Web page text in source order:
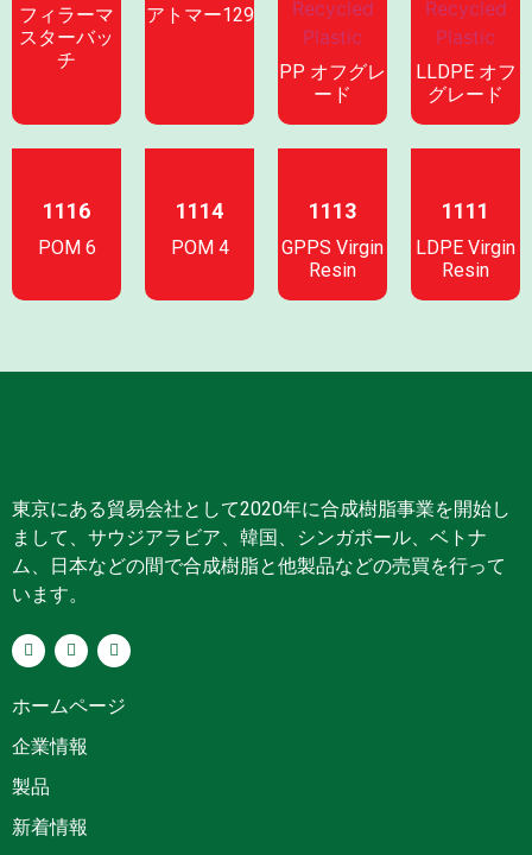
フィラーマ
スターバッ
チ
アトマー129
PP オフグレ
ード
LLDPE オフ
グレード
1116
POM 6
1114
POM 4
1113
GPPS Virgin
Resin
1111
LDPE Virgin
Resin
東京にある貿易会社として2020年に合成樹脂事業を開始し
まして、サウジアラビア、韓国、シンガポール、ベトナ
ム、日本などの間で合成樹脂と他製品などの売買を行って
います。
ホームページ
企業情報
製品
新着情報